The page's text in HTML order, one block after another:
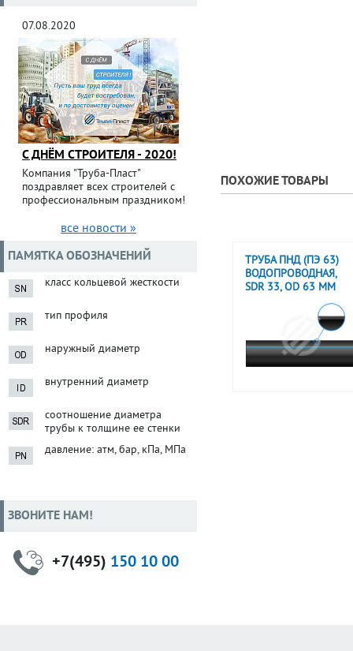
ПОХОЖИЕ ТОВАРЫ
ТРУБА ПНД (ПЭ 63)
ВОДОПРОВОДНАЯ,
SDR 33, OD 63 ММ
07.08.2020
С ДНЁМ СТРОИТЕЛЯ - 2020!
Компания "Труба-Пласт"
поздравляет всех строителей с
профессиональным праздником!
все новости »
ПАМЯТКА ОБОЗНАЧЕНИЙ
класс кольцевой жесткости
тип профиля
наружный диаметр
внутренний диаметр
соотношение диаметра
трубы к толщине ее стенки
давление: атм, бар, кПа, МПа
ЗВОНИТЕ НАМ!
+7(495) 150 10 00